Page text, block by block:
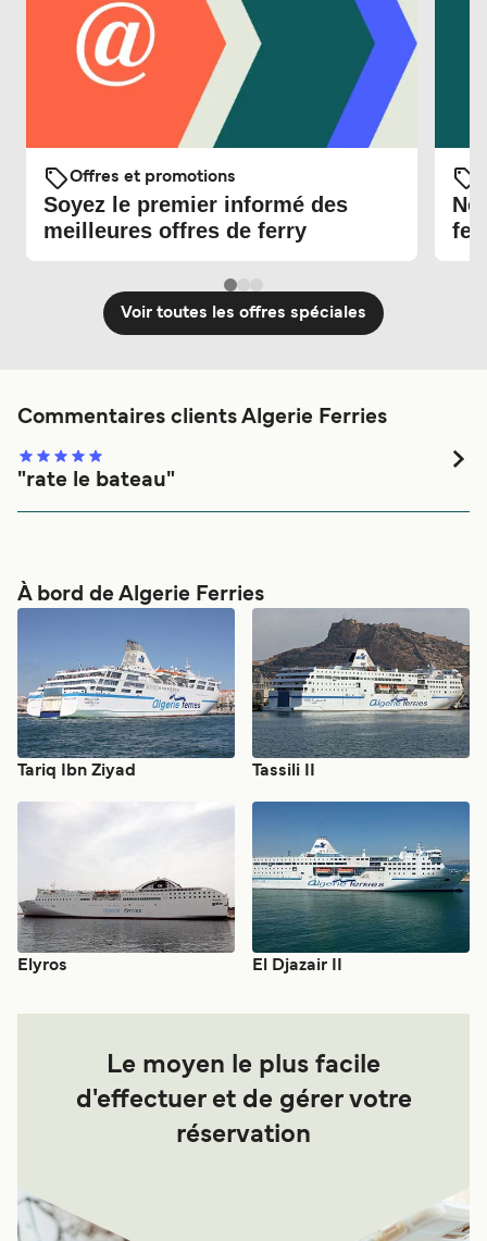
Offres et promotions
Soyez le premier informé des
meilleures offres de ferry
Voir toutes les offres spéciales
Commentaires clients Algerie Ferries
"rate le bateau"
À bord de Algerie Ferries
Tariq Ibn Ziyad Tassili II
Elyros El Djazair II
Le moyen le plus facile
d'effectuer et de gérer votre
réservation